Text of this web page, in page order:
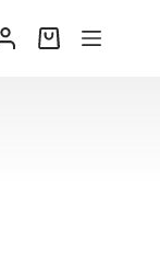
Winkelwagen